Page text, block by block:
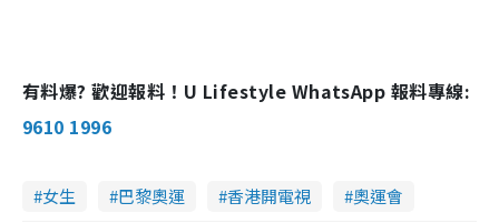
有料爆? 歡迎報料！U Lifestyle WhatsApp 報料專線:
9610 1996
女生 巴黎奧運 香港開電視 奧運會